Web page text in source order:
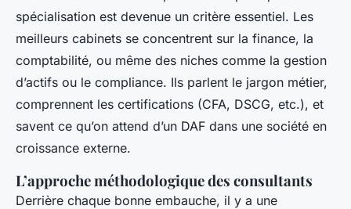
spécialisation est devenue un critère essentiel. Les
meilleurs cabinets se concentrent sur la finance, la
comptabilité, ou même des niches comme la gestion
d’actifs ou le compliance. Ils parlent le jargon métier,
comprennent les certifications (CFA, DSCG, etc.), et
savent ce qu’on attend d’un DAF dans une société en
croissance externe.
L’approche méthodologique des consultants
Derrière chaque bonne embauche, il y a une